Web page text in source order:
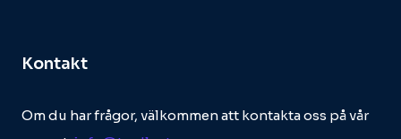
Kontakt
Om du har frågor, välkommen att kontakta oss på vår